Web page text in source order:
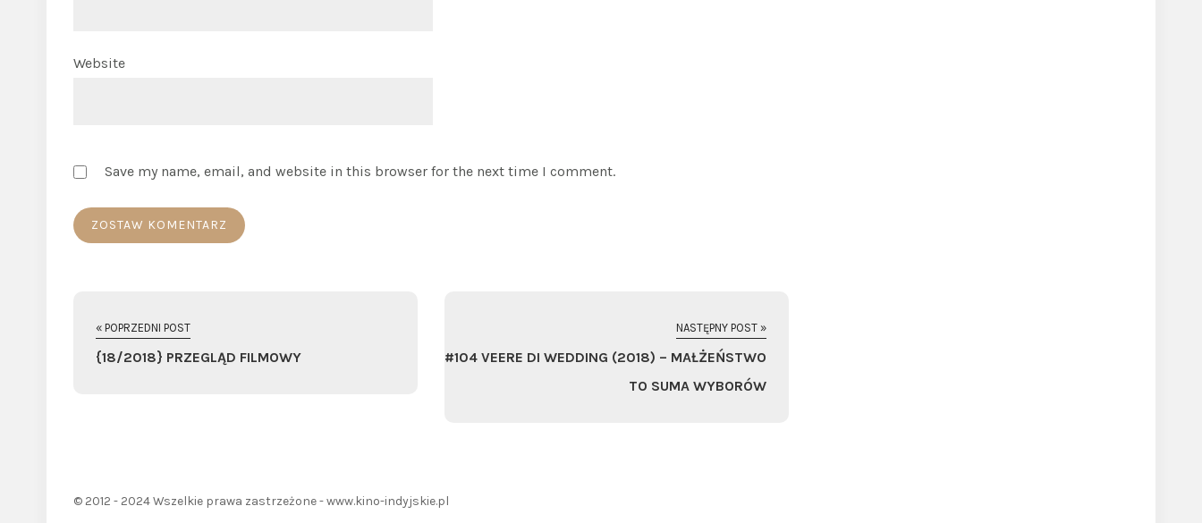
Website
Save my name, email, and website in this browser for the next time I comment.
« POPRZEDNI POST
{18/2018} PRZEGLĄD FILMOWY
NASTĘPNY POST »
#104 VEERE DI WEDDING (2018) – MAŁŻEŃSTWO
TO SUMA WYBORÓW
© 2012 - 2024 Wszelkie prawa zastrzeżone - www.kino-indyjskie.pl